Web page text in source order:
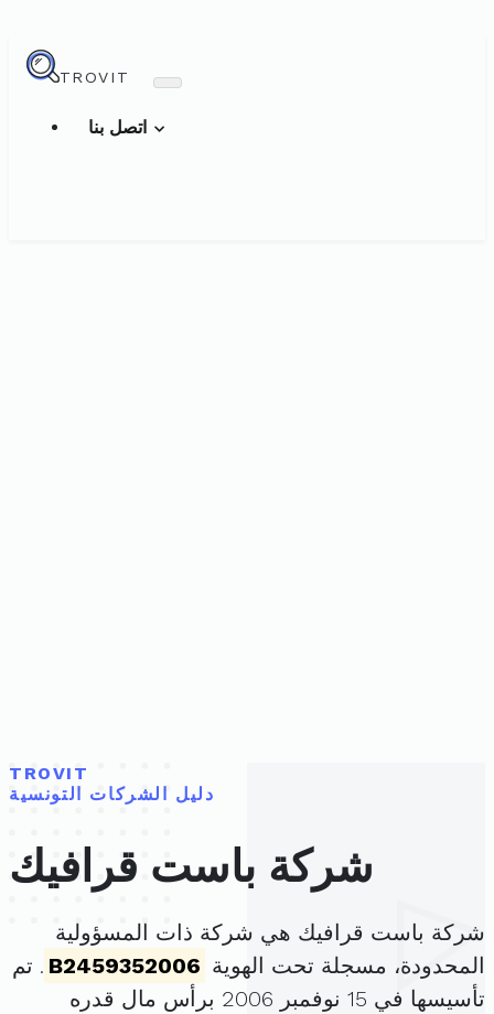
TROVIT
TROVIT
دليل الشركات التونسية
شركة باست قرافيك
شركة باست قرافيك هي شركة ذات المسؤولية
المحدودة، مسجلة تحت الهوية B2459352006 . تم
تأسيسها في 15 نوفمبر 2006 برأس مال قدره